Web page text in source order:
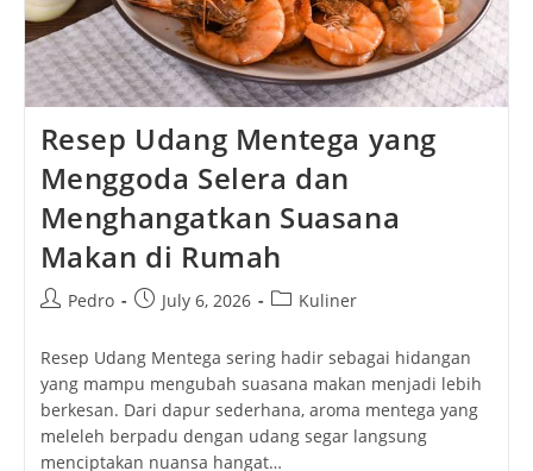
Resep Udang Mentega yang
Menggoda Selera dan
Menghangatkan Suasana
Makan di Rumah
PostPedro
PostJuly 6, 2026
PostKuliner
Resep Udang Mentega sering hadir sebagai hidangan
yang mampu mengubah suasana makan menjadi lebih
berkesan. Dari dapur sederhana, aroma mentega yang
meleleh berpadu dengan udang segar langsung
menciptakan nuansa hangat…